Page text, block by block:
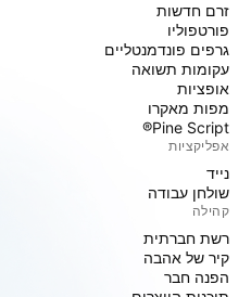
זרם חדשות
פורטפוליו
גרפים פונדמנטליים
עקומות תשואה
אופציות
מפות מאקרו
Pine Script®
אפליקציות
נייד
שולחן עבודה
קהילה
רשת חברתית
קיר של אהבה
הפנה חבר